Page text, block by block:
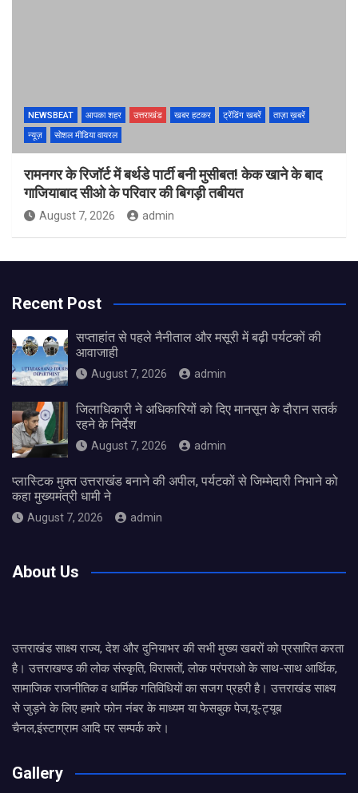
NEWSBEAT आपका शहर उत्तराखंड खबर हटकर ट्रेंडिंग खबरें
ताज़ा ख़बरें
न्यूज़
सोशल मीडिया वायरल
रामनगर के रिजॉर्ट में बर्थडे पार्टी बनी मुसीबत! केक खाने के बाद
गाजियाबाद सीओ के परिवार की बिगड़ी तबीयत
August 7, 2026 admin
Recent Post
सप्ताहांत से पहले नैनीताल और मसूरी में बढ़ी पर्यटकों की
आवाजाही
August 7, 2026 admin
जिलाधिकारी ने अधिकारियों को दिए मानसून के दौरान सतर्क
रहने के निर्देश
August 7, 2026 admin
प्लास्टिक मुक्त उत्तराखंड बनाने की अपील, पर्यटकों से जिम्मेदारी निभाने को
कहा मुख्यमंत्री धामी ने
August 7, 2026 admin
About Us
उत्तराखंड साक्ष्य राज्य, देश और दुनियाभर की सभी मुख्य खबरों को प्रसारित करता
है। उत्तराखण्ड की लोक संस्कृति, विरासतों, लोक परंपराओ के साथ-साथ आर्थिक,
सामाजिक राजनीतिक व धार्मिक गतिविधियों का सजग प्रहरी है। उत्तराखंड साक्ष्य
से जुड़ने के लिए हमारे फोन नंबर के माध्यम या फेसबुक पेज,यू-ट्यूब
चैनल,इंस्टाग्राम आदि पर सम्पर्क करे।
Gallery